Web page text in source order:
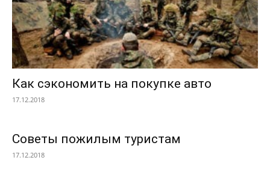
Как сэкономить на покупке авто
17.12.2018
Советы пожилым туристам
17.12.2018